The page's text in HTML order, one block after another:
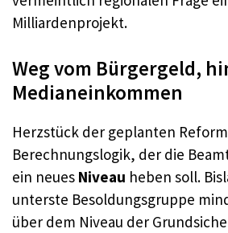
Milliardenprojekt.
Weg vom Bürgergeld,
Medianeinkommen
Herzstück der geplanten
Berechnungslogik, der die
ein neues Niveau heben soll.
unterste Besoldungsgruppe
über dem Niveau der